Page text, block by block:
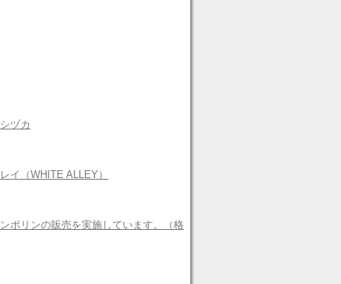
ヅカ
イ（WHITE ALLEY）
ポリンの販売を実施しています。（格